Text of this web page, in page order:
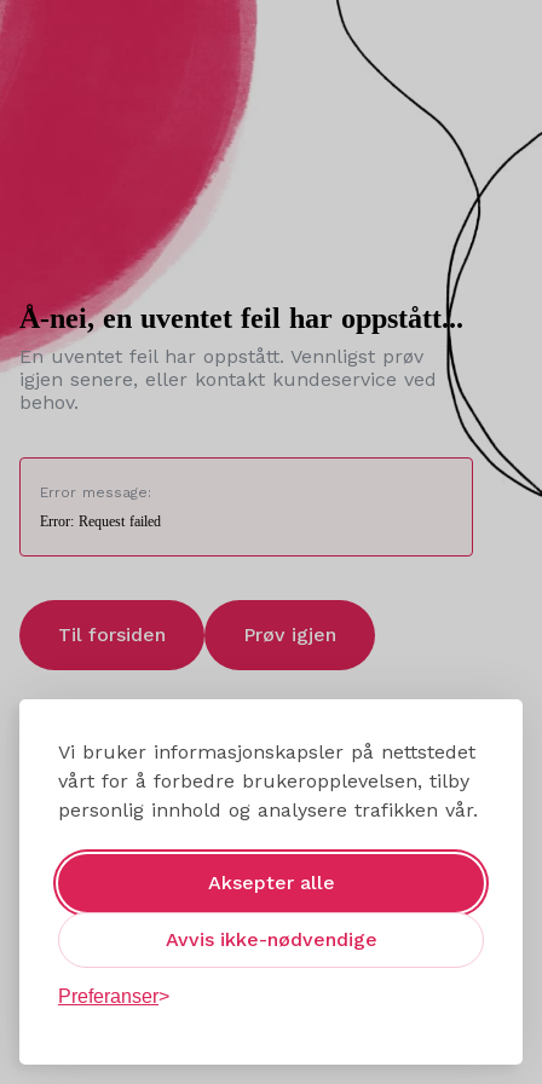
Vi bruker informasjonskapsler på nettstedet
vårt for å forbedre brukeropplevelsen, tilby
personlig innhold og analysere trafikken vår.
Aksepter alle
Avvis ikke-nødvendige
Preferanser
Å-nei, en uventet feil har oppstått...
En uventet feil har oppstått. Vennligst prøv
igjen senere, eller kontakt kundeservice ved
behov.
Error message:
Error: Request failed
Til forsiden Prøv igjen